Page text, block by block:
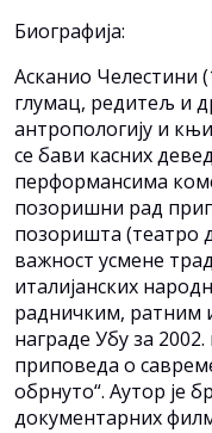
Биографија:
Асканио Челестини
глумац, редитељ и
антропологију и
се бави касних
перформансима
позоришни рад
позоришта (театро
важност усмене
италијанских
радничким, ратним
награде Убу за 2002.
приповеда о
обрнуто“. Аутор је
документарних